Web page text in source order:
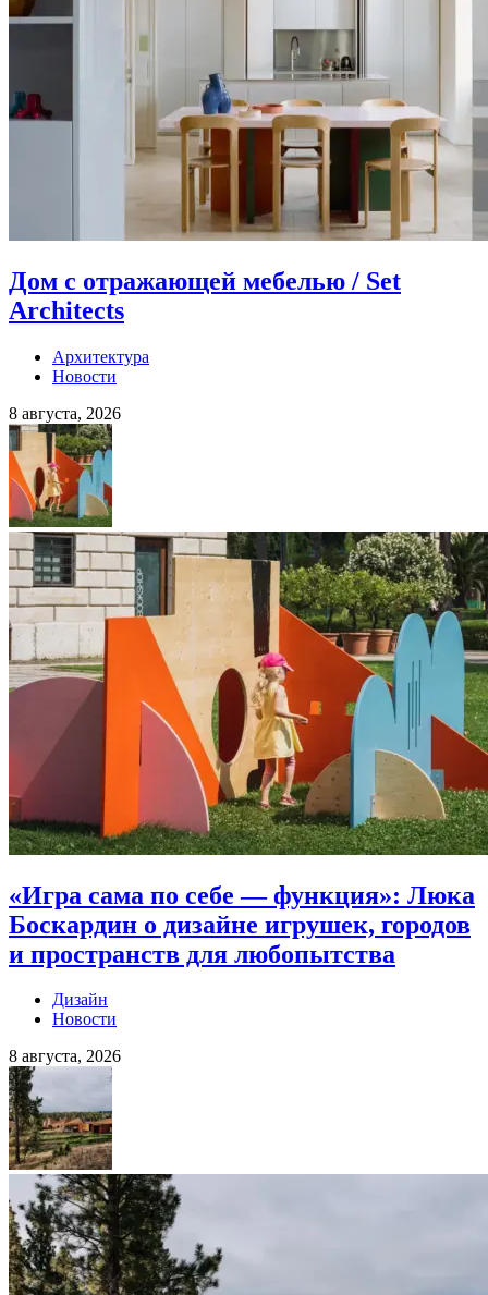
Дом с отражающей мебелью / Set
Architects
Архитектура
Новости
8 августа, 2026
«Игра сама по себе — функция»: Люка
Боскардин о дизайне игрушек, городов
и пространств для любопытства
Дизайн
Новости
8 августа, 2026